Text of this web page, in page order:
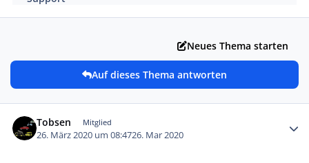
Neues Thema starten
Auf dieses Thema antworten
Tobsen Mitglied
26. März 2020 um 08:4726. Mar 2020